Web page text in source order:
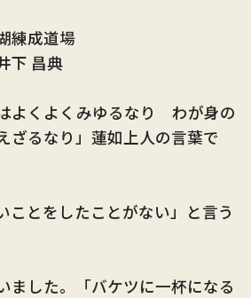
練成道場
下 昌典
よくよくみゆるなり わが身の
ざるなり」蓮如上人の言葉で
ことをしたことがない」と言う
ました。「バケツに一杯になる